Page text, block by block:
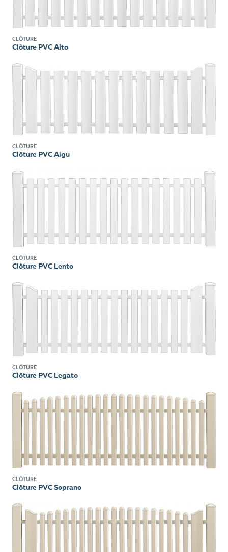
CLÔTURE
Clôture PVC Alto
CLÔTURE
Clôture PVC Aigu
CLÔTURE
Clôture PVC Lento
CLÔTURE
Clôture PVC Legato
CLÔTURE
Clôture PVC Soprano